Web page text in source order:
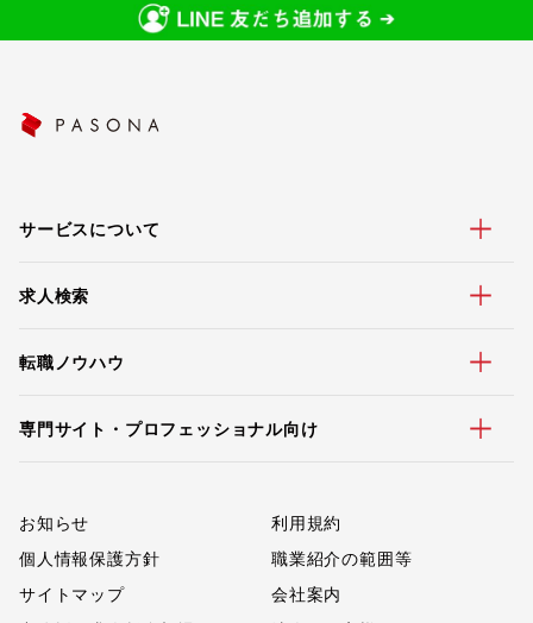
サービスについて
求人検索
転職ノウハウ
専門サイト・プロフェッショナル向け
お知らせ
利用規約
個人情報保護方針
職業紹介の範囲等
サイトマップ
会社案内